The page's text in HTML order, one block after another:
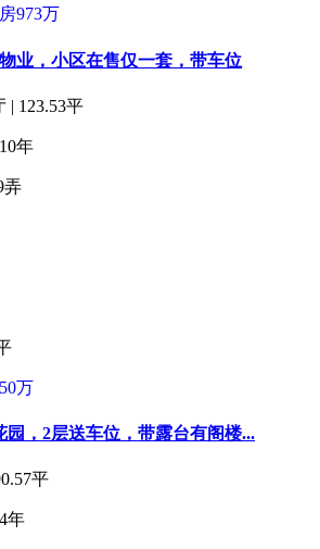
业，小区在售仅一套，带车位
| 123.53平
年
弄
园，2层送车位，带露台有阁楼...
平
年